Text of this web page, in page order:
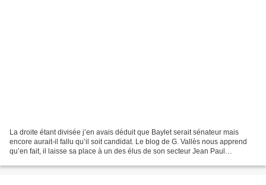
La droite étant divisée j’en avais déduit que Baylet serait sénateur mais
encore aurait-il fallu qu’il soit candidat. Le blog de G. Vallès nous apprend
qu’en fait, il laisse sa place à un des élus de son secteur Jean Paul